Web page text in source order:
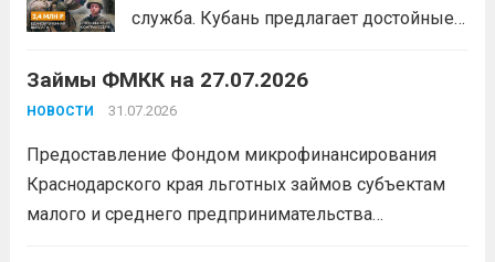
служба. Кубань предлагает достойные
защиту Отечества:
единовременно;
каникулы;
сохранение места...Читать
дальше
Займы ФМКК на 27.07.2026
НОВОСТИ 31.07.2026
Предоставление Фондом микрофинансирования
Краснодарского края льготных займов субъектам
малого и среднего предпринимательства